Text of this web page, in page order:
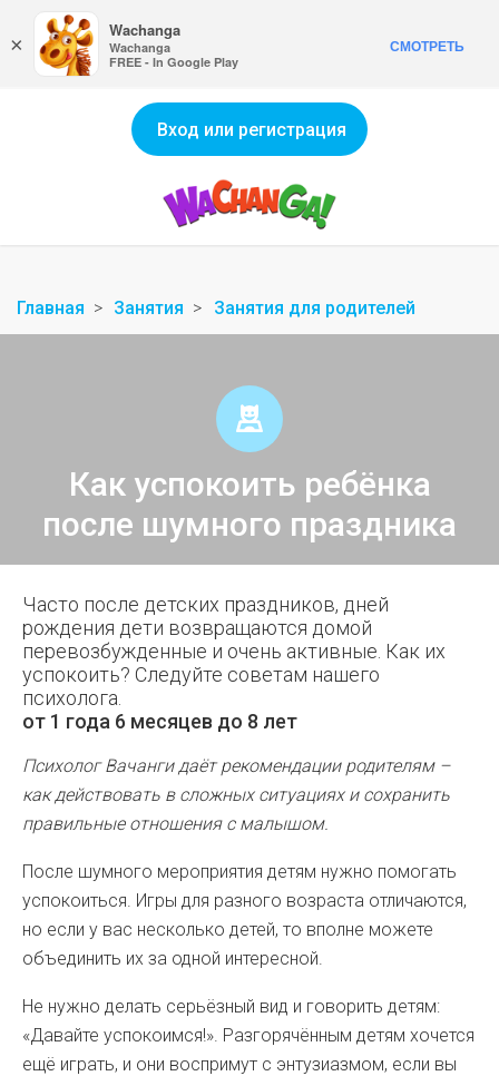
Вход или регистрация
Главная Занятия Занятия для родителей
Как успокоить ребёнка
после шумного праздника
Часто после детских праздников, дней
рождения дети возвращаются домой
перевозбужденные и очень активные. Как их
успокоить? Следуйте советам нашего
психолога.
от 1 года 6 месяцев до 8 лет
Психолог Вачанги даёт рекомендации родителям –
как действовать в сложных ситуациях и сохранить
правильные отношения с малышом.
После шумного мероприятия детям нужно помогать
успокоиться. Игры для разного возраста отличаются,
но если у вас несколько детей, то вполне можете
объединить их за одной интересной.
Не нужно делать серьёзный вид и говорить детям:
«Давайте успокоимся!». Разгорячённым детям хочется
ещё играть, и они воспримут с энтузиазмом, если вы
×
Wachanga
Wachanga
FREE - In Google Play
СМОТРЕТЬ